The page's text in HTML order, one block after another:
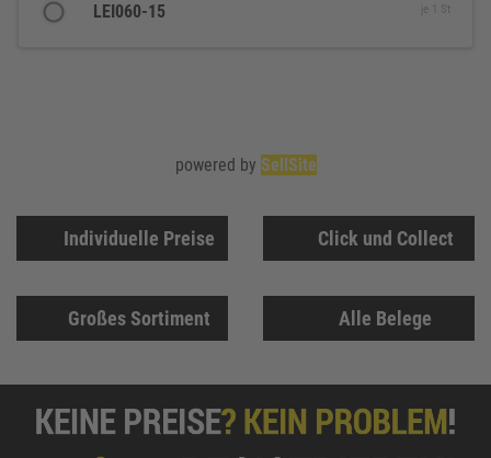
LEI060-15
je 1 St
Individuelle Preise Click und Collect
Großes Sortiment Alle Belege
powered by SellSite